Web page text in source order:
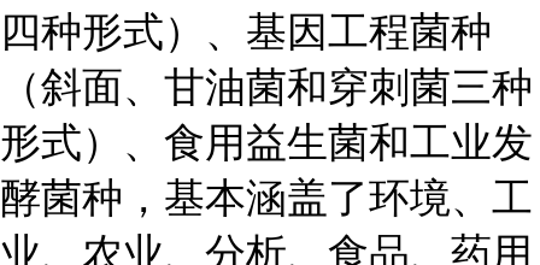
四种形式）、基因工程菌种
（斜面、甘油菌和穿刺菌三种
形式）、食用益生菌和工业发
酵菌种，基本涵盖了环境、工
业、农业、分析、食品、药用